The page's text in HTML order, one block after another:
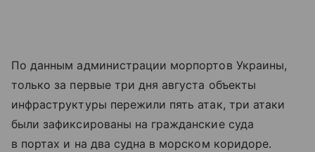
По данным администрации морпортов Украины,
только за первые три дня августа объекты
инфраструктуры пережили пять атак, три атаки
были зафиксированы на гражданские суда
в портах и на два судна в морском коридоре.